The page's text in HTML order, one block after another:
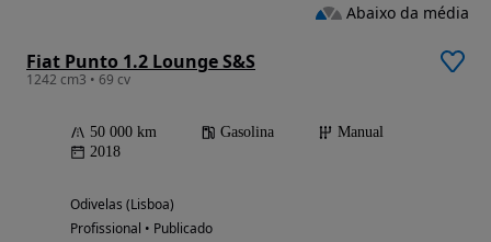
Fiat Punto 1.2 Lounge S&S
1242 cm3 • 69 cv
50 000 km Gasolina
Manual
2018
Odivelas (Lisboa)
Profissional • Publicado
Abaixo da média